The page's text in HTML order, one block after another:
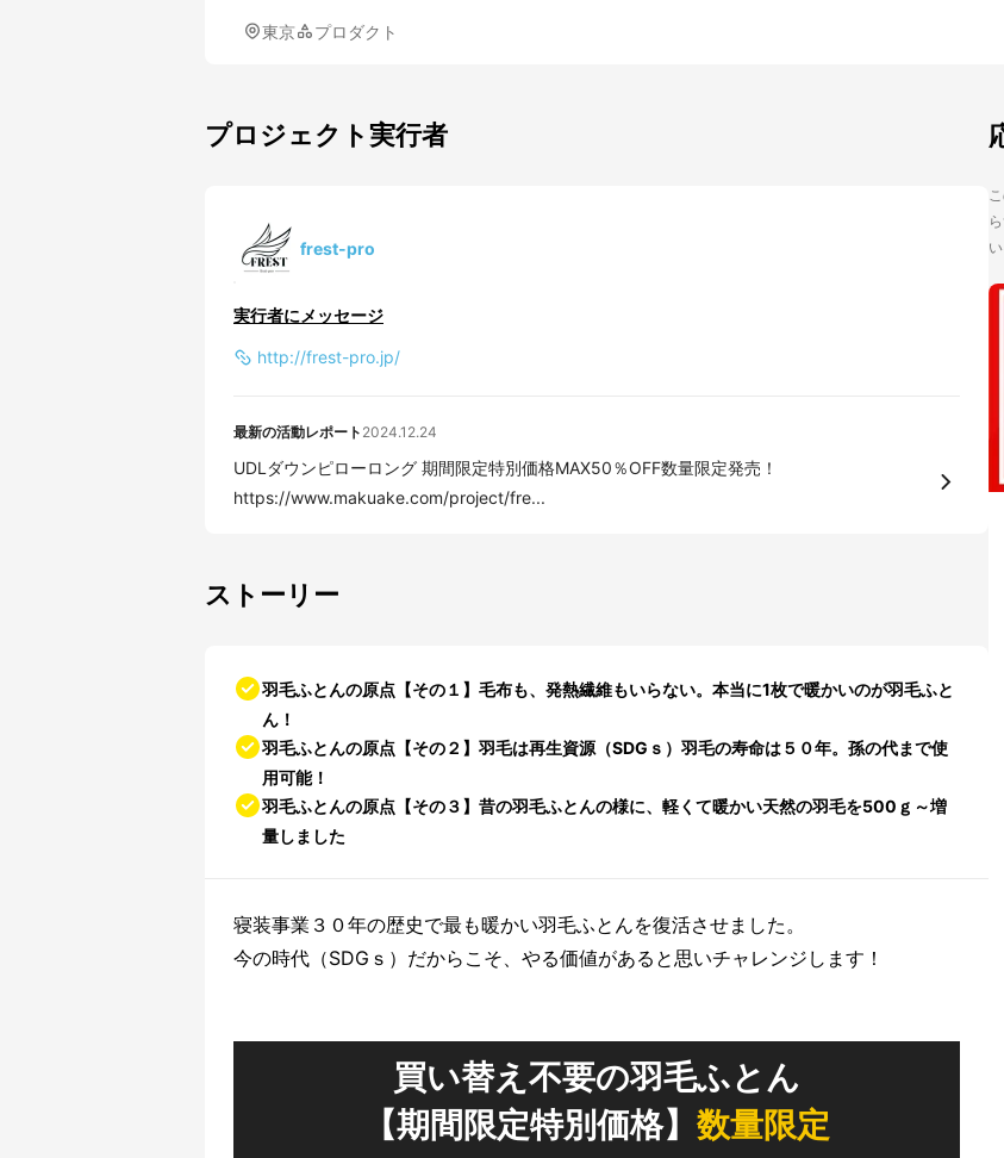
東京 プロダクト
プロジェクト実行者
frest-pro
実行者にメッセージ
http://frest-pro.jp/
最新の活動レポート 2024.12.24
UDLダウンピローロング 期間限定特別価格MAX50％OFF数量限定発売！
https://www.makuake.com/project/fre...
ストーリー
羽毛ふとんの原点【その１】毛布も、発熱繊維もいらない。本当に1枚で暖かいのが羽毛ふと
ん！
羽毛ふとんの原点【その２】羽毛は再生資源（SDGｓ）羽毛の寿命は５０年。孫の代まで使
用可能！
羽毛ふとんの原点【その３】昔の羽毛ふとんの様に、軽くて暖かい天然の羽毛を500ｇ～増
量しました
寝装事業３０年の歴史で最も暖かい羽毛ふとんを復活させました。
今の時代（SDGｓ）だからこそ、やる価値があると思いチャレンジします！
買い替え不要の羽毛ふとん
【期間限定特別価格】 数量限定